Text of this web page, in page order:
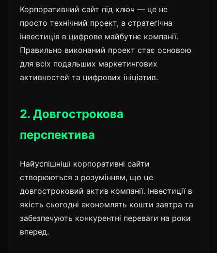
Корпоративний сайт під ключ — це не
просто технічний проект, а стратегічна
інвестиція в цифрове майбутнє компанії.
Правильно виконаний проект стає основою
для всіх подальших маркетингових
активностей та цифрових ініціатив.
2. Довгострокова
перспектива
Найуспішніші корпоративні сайти
створюються з розумінням, що це
довгостроковий актив компанії. Інвестиції в
якість сьогодні економлять кошти завтра та
забезпечують конкурентні переваги на роки
вперед.